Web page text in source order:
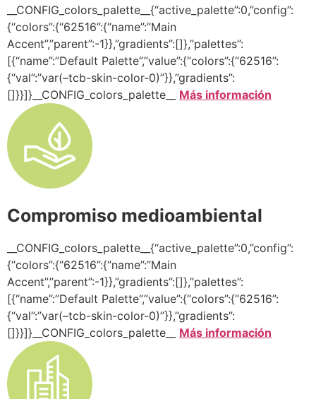
__CONFIG_colors_palette__{“active_palette”:0,”config”:
{“colors”:{“62516”:{“name”:”Main
Accent”,”parent”:-1}},”gradients”:[]},”palettes”:
[{“name”:”Default Palette”,”value”:{“colors”:{“62516”:
{“val”:”var(–tcb-skin-color-0)”}},”gradients”:
[]}}]}__CONFIG_colors_palette__ Más información
Compromiso medioambiental
__CONFIG_colors_palette__{“active_palette”:0,”config”:
{“colors”:{“62516”:{“name”:”Main
Accent”,”parent”:-1}},”gradients”:[]},”palettes”:
[{“name”:”Default Palette”,”value”:{“colors”:{“62516”:
{“val”:”var(–tcb-skin-color-0)”}},”gradients”:
[]}}]}__CONFIG_colors_palette__ Más información